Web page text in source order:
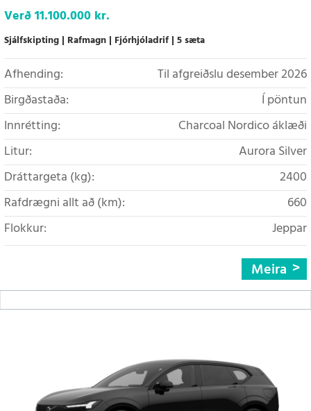
Verð11.100.000 kr.
Sjálfskipting Rafmagn Fjórhjóladrif 5 sæta
Afhending:
Til afgreiðslu desember 2026
Birgðastaða:
Í pöntun
Innrétting:
Charcoal Nordico áklæði
Litur:
Aurora Silver
Dráttargeta (kg):
2400
Rafdrægni allt að (km):
660
Flokkur:
Jeppar
Meira